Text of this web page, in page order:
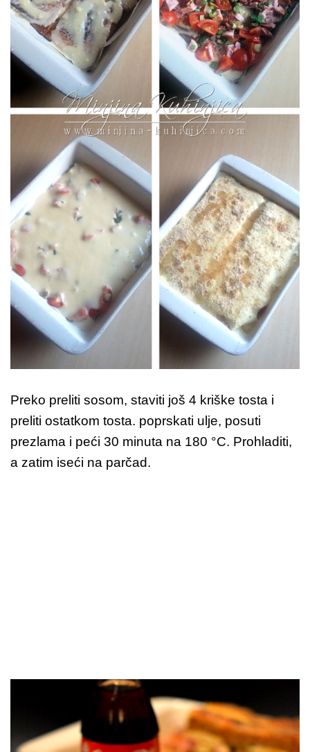
Preko preliti sosom, staviti još 4 kriške tosta i
preliti ostatkom tosta. poprskati ulje, posuti
prezlama i peći 30 minuta na 180 °C. Prohladiti,
a zatim iseći na parčad.